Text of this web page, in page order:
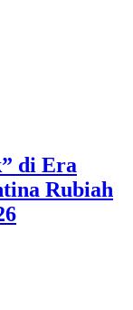
di Era
Rubiah